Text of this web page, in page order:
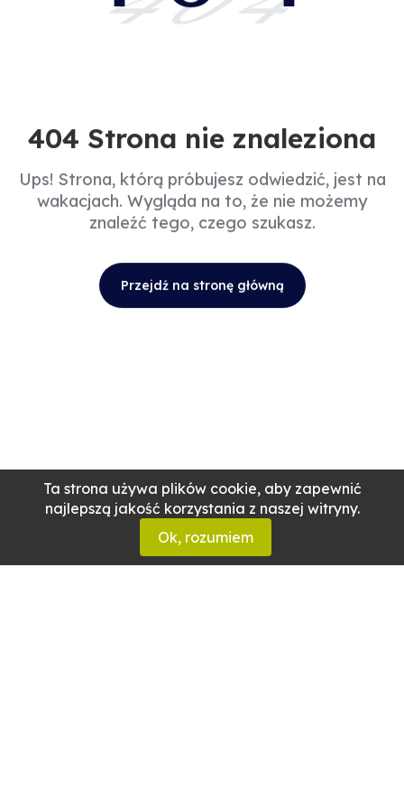
Ta strona używa plików cookie, aby zapewnić
najlepszą jakość korzystania z naszej witryny.
Ok, rozumiem
404 Strona nie znaleziona
Ups! Strona, którą próbujesz odwiedzić, jest na
wakacjach. Wygląda na to, że nie możemy
znaleźć tego, czego szukasz.
Przejdź na stronę główną